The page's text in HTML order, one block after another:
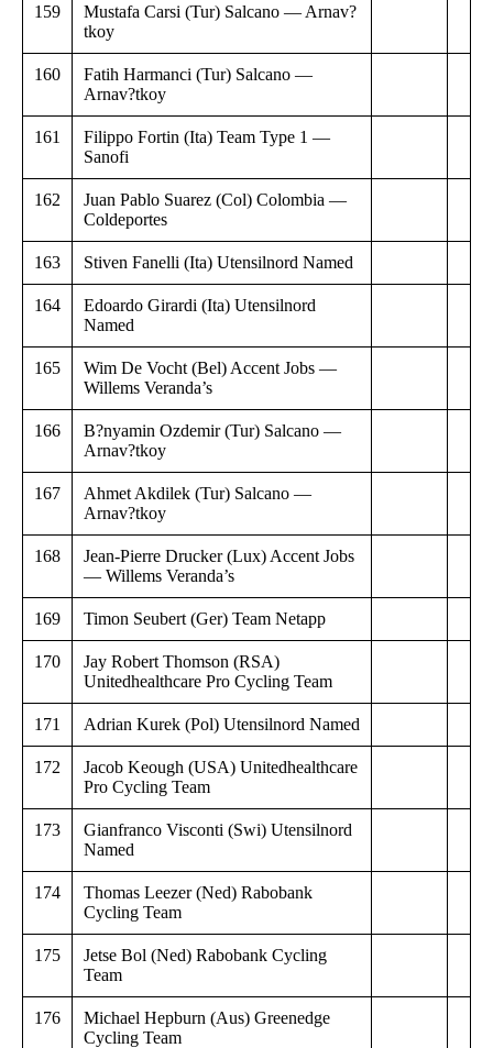
159
Mustafa Carsi (Tur) Salcano — Arnav?
tkoy
160
Fatih Harmanci (Tur) Salcano —
Arnav?tkoy
161
Filippo Fortin (Ita) Team Type 1 —
Sanofi
162
Juan Pablo Suarez (Col) Colombia —
Coldeportes
163 Stiven Fanelli (Ita) Utensilnord Named
164
Edoardo Girardi (Ita) Utensilnord
Named
165
Wim De Vocht (Bel) Accent Jobs —
Willems Veranda’s
166
B?nyamin Ozdemir (Tur) Salcano —
Arnav?tkoy
167
Ahmet Akdilek (Tur) Salcano —
Arnav?tkoy
168
Jean-Pierre Drucker (Lux) Accent Jobs
— Willems Veranda’s
169 Timon Seubert (Ger) Team Netapp
170
Jay Robert Thomson (RSA)
Unitedhealthcare Pro Cycling Team
171 Adrian Kurek (Pol) Utensilnord Named
172
Jacob Keough (USA) Unitedhealthcare
Pro Cycling Team
173
Gianfranco Visconti (Swi) Utensilnord
Named
174
Thomas Leezer (Ned) Rabobank
Cycling Team
175
Jetse Bol (Ned) Rabobank Cycling
Team
176
Michael Hepburn (Aus) Greenedge
Cycling Team